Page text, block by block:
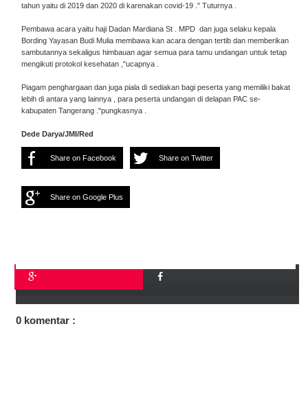
tahun yaitu di 2019 dan 2020 di karenakan covid-19 ." Tuturnya .
Pembawa acara yaitu haji Dadan Mardiana St . MPD dan juga selaku kepala
Bording Yayasan Budi Mulia membawa kan acara dengan tertib dan memberikan
sambutannya sekaligus himbauan agar semua para tamu undangan untuk tetap
mengikuti protokol kesehatan ,"ucapnya .
Piagam penghargaan dan juga piala di sediakan bagi peserta yang memiliki bakat
lebih di antara yang lainnya , para peserta undangan di delapan PAC se-
kabupaten Tangerang ."pungkasnya .
Dede Darya/JMI/Red
Share on Facebook Share on Twitter
Share on Google Plus
0 komentar :